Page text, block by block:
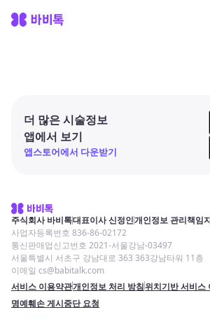
더 많은 시술정보
앱에서 보기
앱스토어에서 다운받기
주식회사 바비톡대표이사 신정인개인정보 관리책임
사업자등록번호 836-86-02172
통신판매업신고번호 2021-서울강남-03497
서울특별시 서초구 강남대로 363 363강남타워 11층
이메일 cs@babitalk.com
서비스 이용약관개인정보 처리 방침위치기반 서비스
명예훼손 게시중단 요청